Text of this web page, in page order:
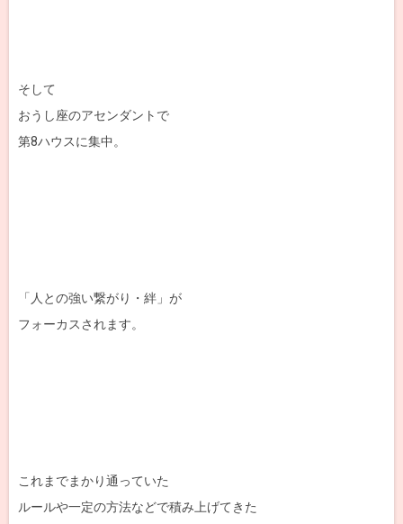
そして
おうし座のアセンダントで
第8ハウスに集中。
「人との強い繋がり・絆」が
フォーカスされます。
これまでまかり通っていた
ルールや一定の方法などで積み上げてきた